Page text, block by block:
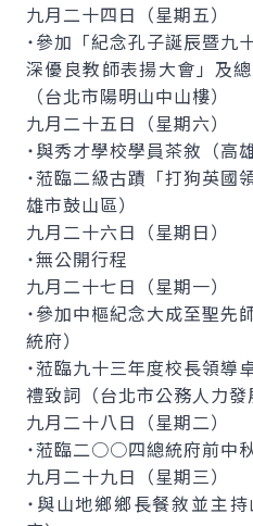
九月二十四日（星期五）
˙參加「紀念孔子誕辰暨九
深優良教師表揚大會」及
（台北市陽明山中山樓）
九月二十五日（星期六）
˙與秀才學校學員茶敘（高雄
˙蒞臨二級古蹟「打狗英國
雄市鼓山區）
九月二十六日（星期日）
˙無公開行程
九月二十七日（星期一）
˙參加中樞紀念大成至聖先
統府）
˙蒞臨九十三年度校長領導
禮致詞（台北市公務人力發
九月二十八日（星期二）
˙蒞臨二○○四總統府前中
九月二十九日（星期三）
˙與山地鄉鄉長餐敘並主